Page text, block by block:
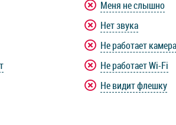
Меня не слышно
Нет звука
Не работает камера
Не работает Wi-Fi
Не видит флешку